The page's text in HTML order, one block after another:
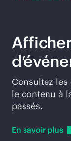
Consultez
le contenu à
passés.
En savoir plus